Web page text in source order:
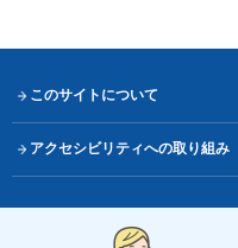
このサイトについて
アクセシビリティへの取り組み